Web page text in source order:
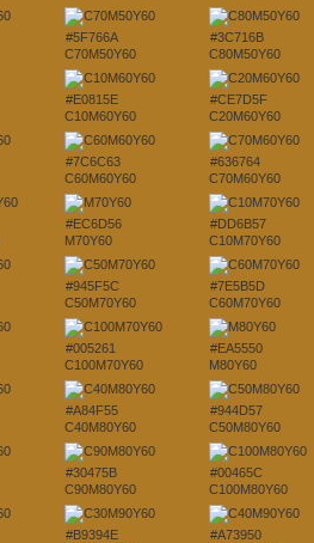
#5F766A
C70M50Y60
#3C716B
C80M50Y60
#E0815E
C10M60Y60
#CE7D5F
C20M60Y60
#7C6C63
C60M60Y60
#636764
C70M60Y60
#EC6D56
M70Y60
#DD6B57
C10M70Y60
#945F5C
C50M70Y60
#7E5B5D
C60M70Y60
#005261
C100M70Y60
#EA5550
M80Y60
#A84F55
C40M80Y60
#944D57
C50M80Y60
#30475B
C90M80Y60
#00465C
C100M80Y60
#B9394E
#A73950